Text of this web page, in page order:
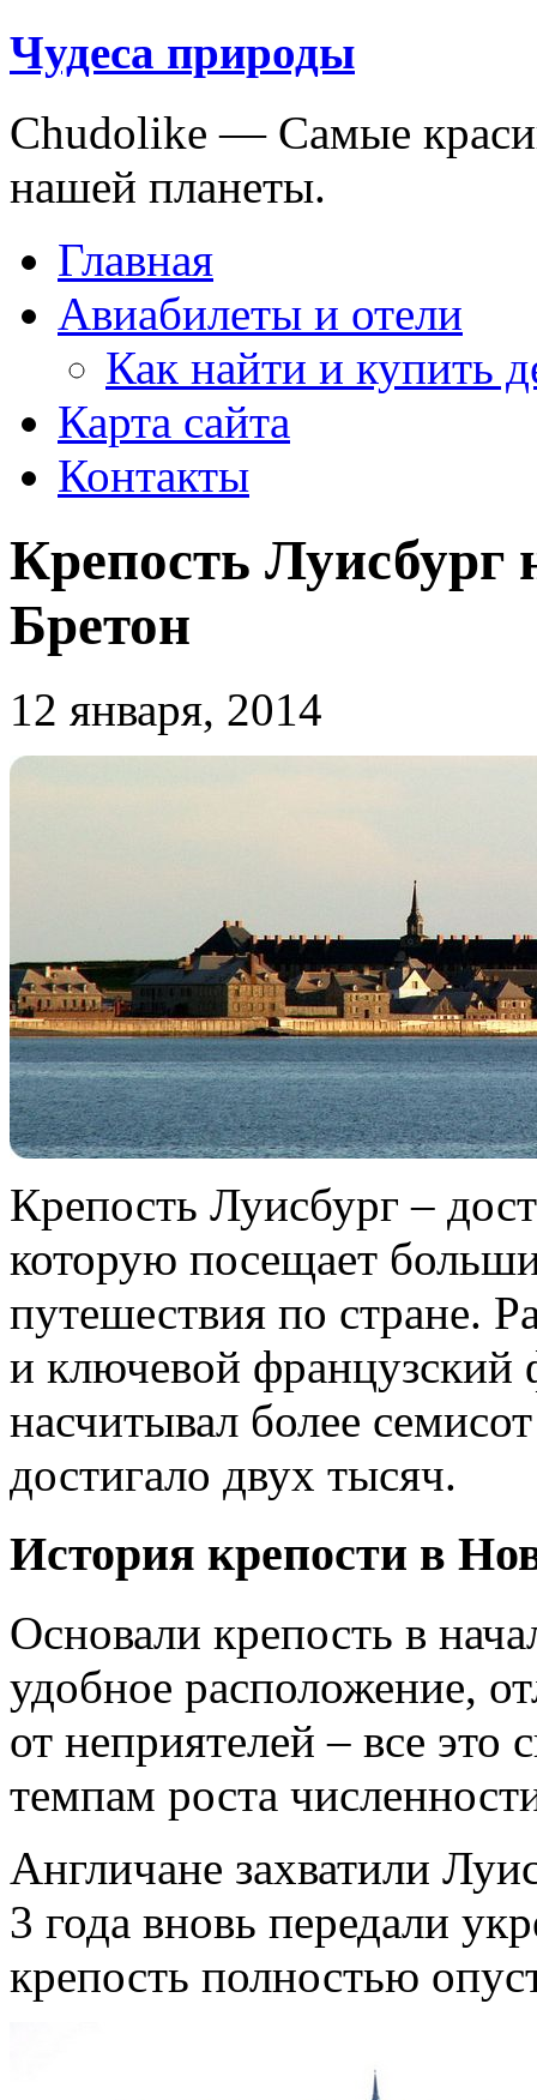
Чудеса природы
Chudolike — Cамые
нашей планеты.
Главная
Авиабилеты и отели
Как найти и купить
Карта сайта
Контакты
Крепость
Бретон
12 января, 2014
Крепость Луисбург –
которую посещает
путешествия по стране.
и ключевой французский
насчитывал более
достигало двух тысяч.
История крепости в
Основали крепость в
удобное расположение,
от неприятелей – все это
темпам роста
Англичане захватили
3 года вновь передали
крепость полностью